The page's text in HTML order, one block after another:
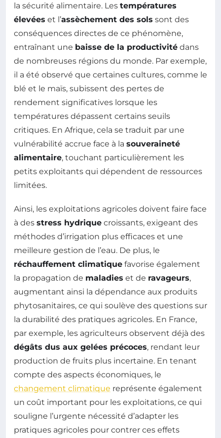
la sécurité alimentaire. Les températures
élevées et l’assèchement des sols sont des
conséquences directes de ce phénomène,
entraînant une baisse de la productivité dans
de nombreuses régions du monde. Par exemple,
il a été observé que certaines cultures, comme le
blé et le maïs, subissent des pertes de
rendement significatives lorsque les
températures dépassent certains seuils
critiques. En Afrique, cela se traduit par une
vulnérabilité accrue face à la souveraineté
alimentaire, touchant particulièrement les
petits exploitants qui dépendent de ressources
limitées.
Ainsi, les exploitations agricoles doivent faire face
à des stress hydrique croissants, exigeant des
méthodes d’irrigation plus efficaces et une
meilleure gestion de l’eau. De plus, le
réchauffement climatique favorise également
la propagation de maladies et de ravageurs,
augmentant ainsi la dépendance aux produits
phytosanitaires, ce qui soulève des questions sur
la durabilité des pratiques agricoles. En France,
par exemple, les agriculteurs observent déjà des
dégâts dus aux gelées précoces, rendant leur
production de fruits plus incertaine. En tenant
compte des aspects économiques, le
changement climatique représente également
un coût important pour les exploitations, ce qui
souligne l’urgente nécessité d’adapter les
pratiques agricoles pour contrer ces effets